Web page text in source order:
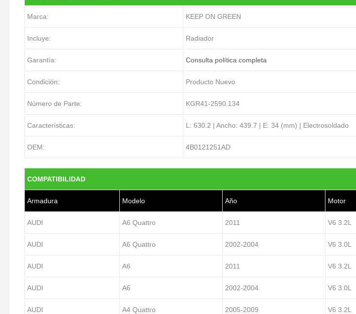
Marca: KEEP ON GREEN
Incluye: Radiador
Garantía: Consulta política completa
Condición: Producto Nuevo
Número de Parte: KGR41-2590.134
Características: L: 630.2 | Ancho: 439.7 | E: 34 (mm) | Electrosoldado
OEM: 4B0121251AD
COMPATIBILIDAD
Armadura Modelo Año Motor
AUDI A6 Quattro 2011 V6 3.2L
AUDI A6 Quattro 2002-2004 V6 3.0L
AUDI A6 2011 V6 3.2L
AUDI A6 2002-2004 V6 3.0L
AUDI A4 Quattro 2005-2009 V6 3.2L